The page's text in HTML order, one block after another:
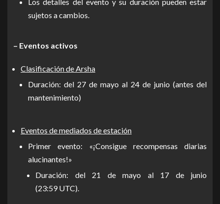
Los detalles del evento y su duración pueden estar
sujetos a cambios.
– Eventos activos
Clasificación de Arsha
Duración: del 27 de mayo al 24 de junio (antes del
mantenimiento)
Eventos de mediados de estación
Primer evento: «¡Consigue recompensas diarias
alucinantes!»
Duración: del 21 de mayo al 17 de junio
(23:59 UTC).